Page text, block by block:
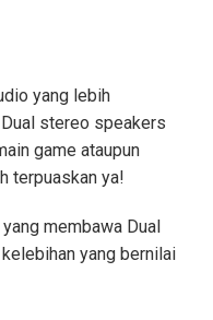
yang lebih
stereo speakers
game ataupun
terpuaskan ya!
membawa Dual
yang bernilai